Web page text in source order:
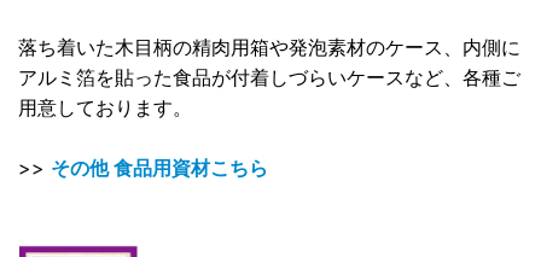
落ち着いた木目柄の精肉用箱や発泡素材のケース、内側に
アルミ箔を貼った食品が付着しづらいケースなど、各種ご
用意しております。
>> その他 食品用資材こちら